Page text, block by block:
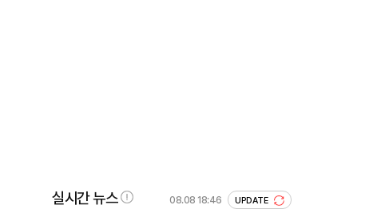
실시간 뉴스 08.08 18:46 UPDATE